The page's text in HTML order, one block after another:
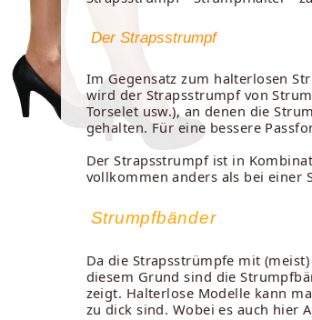
Der Strapsstrumpf
Im Gegensatz zum halterlosen
wird der Strapsstrumpf von
Torselet usw.), an denen die
gehalten. Für eine bessere
Der Strapsstrumpf ist in
vollkommen anders als bei einer
Strumpfbänder
Da die Strapsstrümpfe mit
diesem Grund sind die
zeigt. Halterlose Modelle kann
zu dick sind. Wobei es auch hier